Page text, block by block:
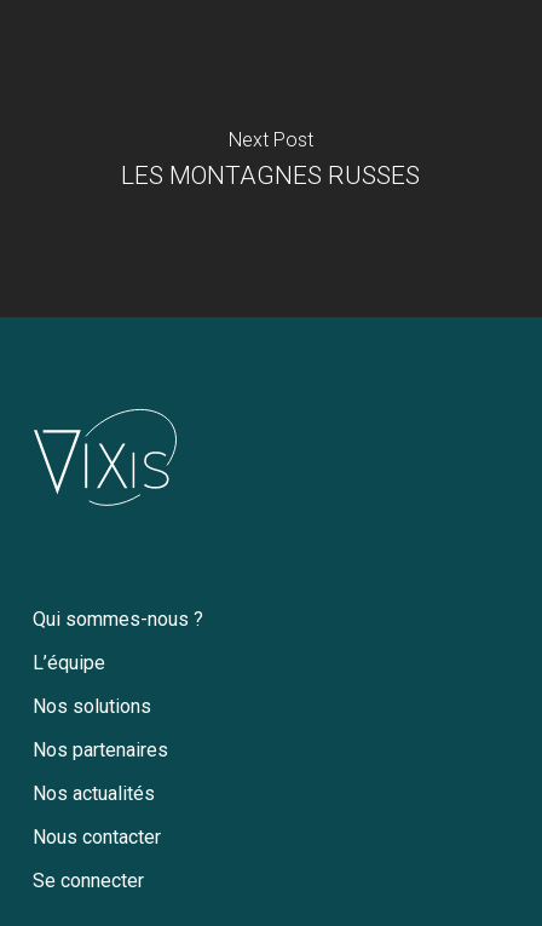
Next Post
LES MONTAGNES RUSSES
Qui sommes-nous ?
L’équipe
Nos solutions
Nos partenaires
Nos actualités
Nous contacter
Se connecter